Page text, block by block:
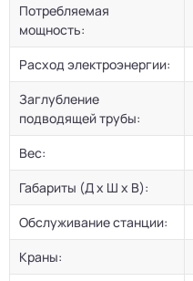
Потребляемая
мощность:
Расход электроэнергии:
Заглубление
подводящей трубы:
Вес:
Габариты (Д х Ш х В):
Обслуживание станции:
Краны: